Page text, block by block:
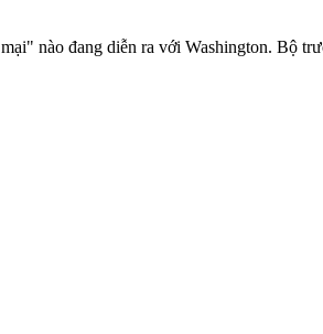
nào đang diễn ra với Washington. Bộ